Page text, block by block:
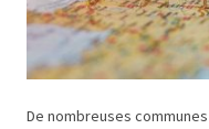
De nombreuses